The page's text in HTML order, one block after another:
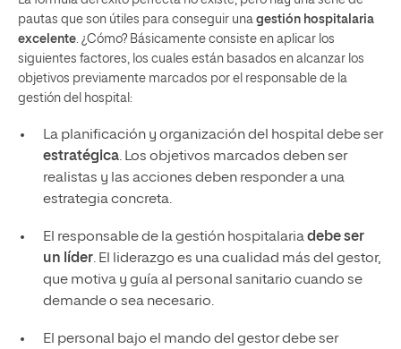
pautas que son útiles para conseguir una gestión hospitalaria
excelente . ¿Cómo? Básicamente consiste en aplicar los
siguientes factores, los cuales están basados en alcanzar los
objetivos previamente marcados por el responsable de la
gestión del hospital:
La planificación y organización del hospital debe ser
estratégica. Los objetivos marcados deben ser
realistas y las acciones deben responder a una
estrategia concreta.
El responsable de la gestión hospitalariadebe ser
un líder. El liderazgo es una cualidad más del gestor,
que motiva y guía al personal sanitario cuando se
demande o sea necesario.
El personal bajo el mando del gestor debe ser